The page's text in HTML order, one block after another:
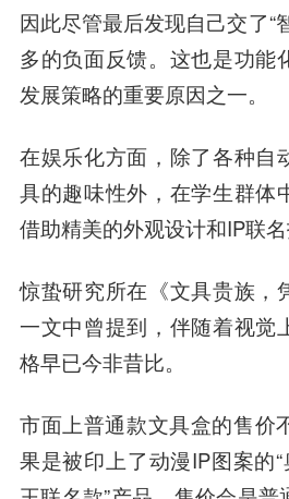
因此尽管最后发现自己交了“
多的负面反馈。这也是功能
发展策略的重要原因之一。
在娱乐化方面，除了各种自
具的趣味性外，在学生群体
借助精美的外观设计和IP联名
惊蛰研究所在《文具贵族，
一文中曾提到，伴随着视觉
格早已今非昔比。
市面上普通款文具盒的售价
果是被印上了动漫IP图案的“